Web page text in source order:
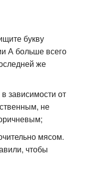
букву
А больше всего
же
зависимости от
не
мясом.
чтобы